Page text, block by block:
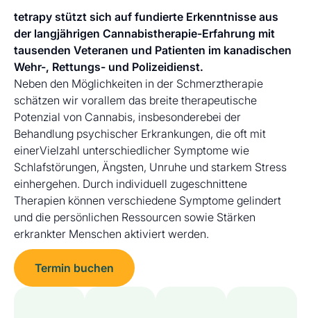
tetrapy stützt sich auf fundierte Erkenntnisse aus
der langjährigen Cannabistherapie-Erfahrung mit
tausenden Veteranen und Patienten im kanadischen
Wehr-, Rettungs- und Polizeidienst.
Neben den Möglichkeiten in der Schmerztherapie
schätzen wir vorallem das breite therapeutische
Potenzial von Cannabis, insbesonderebei der
Behandlung psychischer Erkrankungen, die oft mit
einerVielzahl unterschiedlicher Symptome wie
Schlafstörungen, Ängsten, Unruhe und starkem Stress
einhergehen. Durch individuell zugeschnittene
Therapien können verschiedene Symptome gelindert
und die persönlichen Ressourcen sowie Stärken
erkrankter Menschen aktiviert werden.
Termin buchen